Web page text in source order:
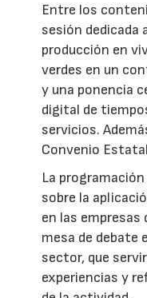
Entre los
sesión dedicada
producción en
verdes en un
y una ponencia
digital de
servicios.
Convenio
La
sobre la
en las empresas
mesa de debate
sector, que
experiencias y